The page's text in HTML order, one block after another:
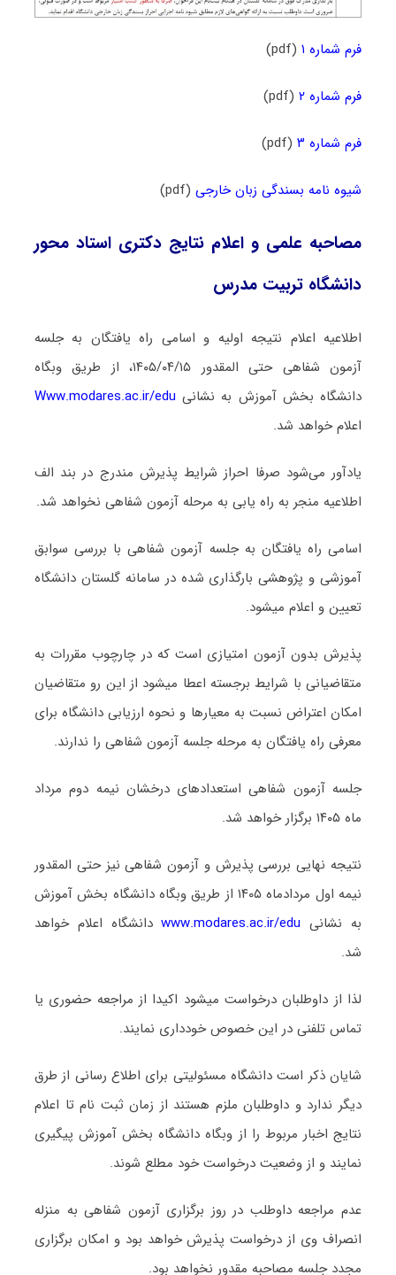
فرم شماره ۱ (pdf)
فرم شماره ۲ (pdf)
فرم شماره ۳ (pdf)
شیوه نامه بسندگی زبان خارجی(pdf)
مصاحبه علمی و اعلام نتایج دکتری استاد محور
دانشگاه تربیت مدرس
اطلاعیه اعلام نتیجه اولیه و اسامی راه یافتگان به جلسه
آزمون شفاهی حتی المقدور ۱۴۰۵/۰۴/۱۵، از طریق وبگاه
دانشگاه بخش آموزش به نشانی Www.modares.ac.ir/edu
اعلام خواهد شد.
یادآور می‌شود صرفا احراز شرایط پذیرش مندرج در بند الف
اطلاعیه منجر به راه یابی به مرحله آزمون شفاهی نخواهد شد.
اسامی راه یافتگان به جلسه آزمون شفاهی با بررسی سوابق
آموزشی و پژوهشی بارگذاری شده در سامانه گلستان دانشگاه
تعیین و اعلام میشود.
پذیرش بدون آزمون امتیازی است که در چارچوب مقررات به
متقاضیانی با شرایط برجسته اعطا میشود از این رو متقاضیان
امکان اعتراض نسبت به معیارها و نحوه ارزیابی دانشگاه برای
معرفی راه یافتگان به مرحله جلسه آزمون شفاهی را ندارند.
جلسه آزمون شفاهی استعدادهای درخشان نیمه دوم مرداد
ماه ۱۴۰۵ برگزار خواهد شد.
نتیجه نهایی بررسی پذیرش و آزمون شفاهی نیز حتی المقدور
نیمه اول مردادماه ۱۴۰۵ از طریق وبگاه دانشگاه بخش آموزش
به نشانی www.modares.ac.ir/eduدانشگاه اعلام خواهد
شد.
لذا از داوطلبان درخواست میشود اکیدا از مراجعه حضوری یا
تماس تلفنی در این خصوص خودداری نمایند.
شایان ذکر است دانشگاه مسئولیتی برای اطلاع رسانی از طرق
دیگر ندارد و داوطلبان ملزم هستند از زمان ثبت نام تا اعلام
نتایج اخبار مربوط را از وبگاه دانشگاه بخش آموزش پیگیری
نمایند و از وضعیت درخواست خود مطلع شوند.
عدم مراجعه داوطلب در روز برگزاری آزمون شفاهی به منزله
انصراف وی از درخواست پذیرش خواهد بود و امکان برگزاری
مجدد جلسه مصاحبه مقدور نخواهد بود.